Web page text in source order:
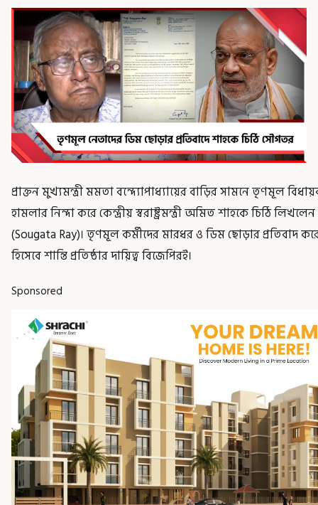
প্রাক্তন মুখ্যমন্ত্রী মমতা বন্দ্যোপাধ্যায়ের বাড়ির সামনে তৃণমূল
হামলার নিন্দা করে কেন্দ্রীয় স্বরাষ্ট্রমন্ত্রী অমিত শাহকে চিঠি
(Sougata Ray)। তৃণমূল কর্মীদের মারধর ও ডিম ছোড়ার প্রতিবাদ
হিসেবে শান্তি প্রতিষ্ঠার দায়িত্ব বিজেপিরই।
Sponsored